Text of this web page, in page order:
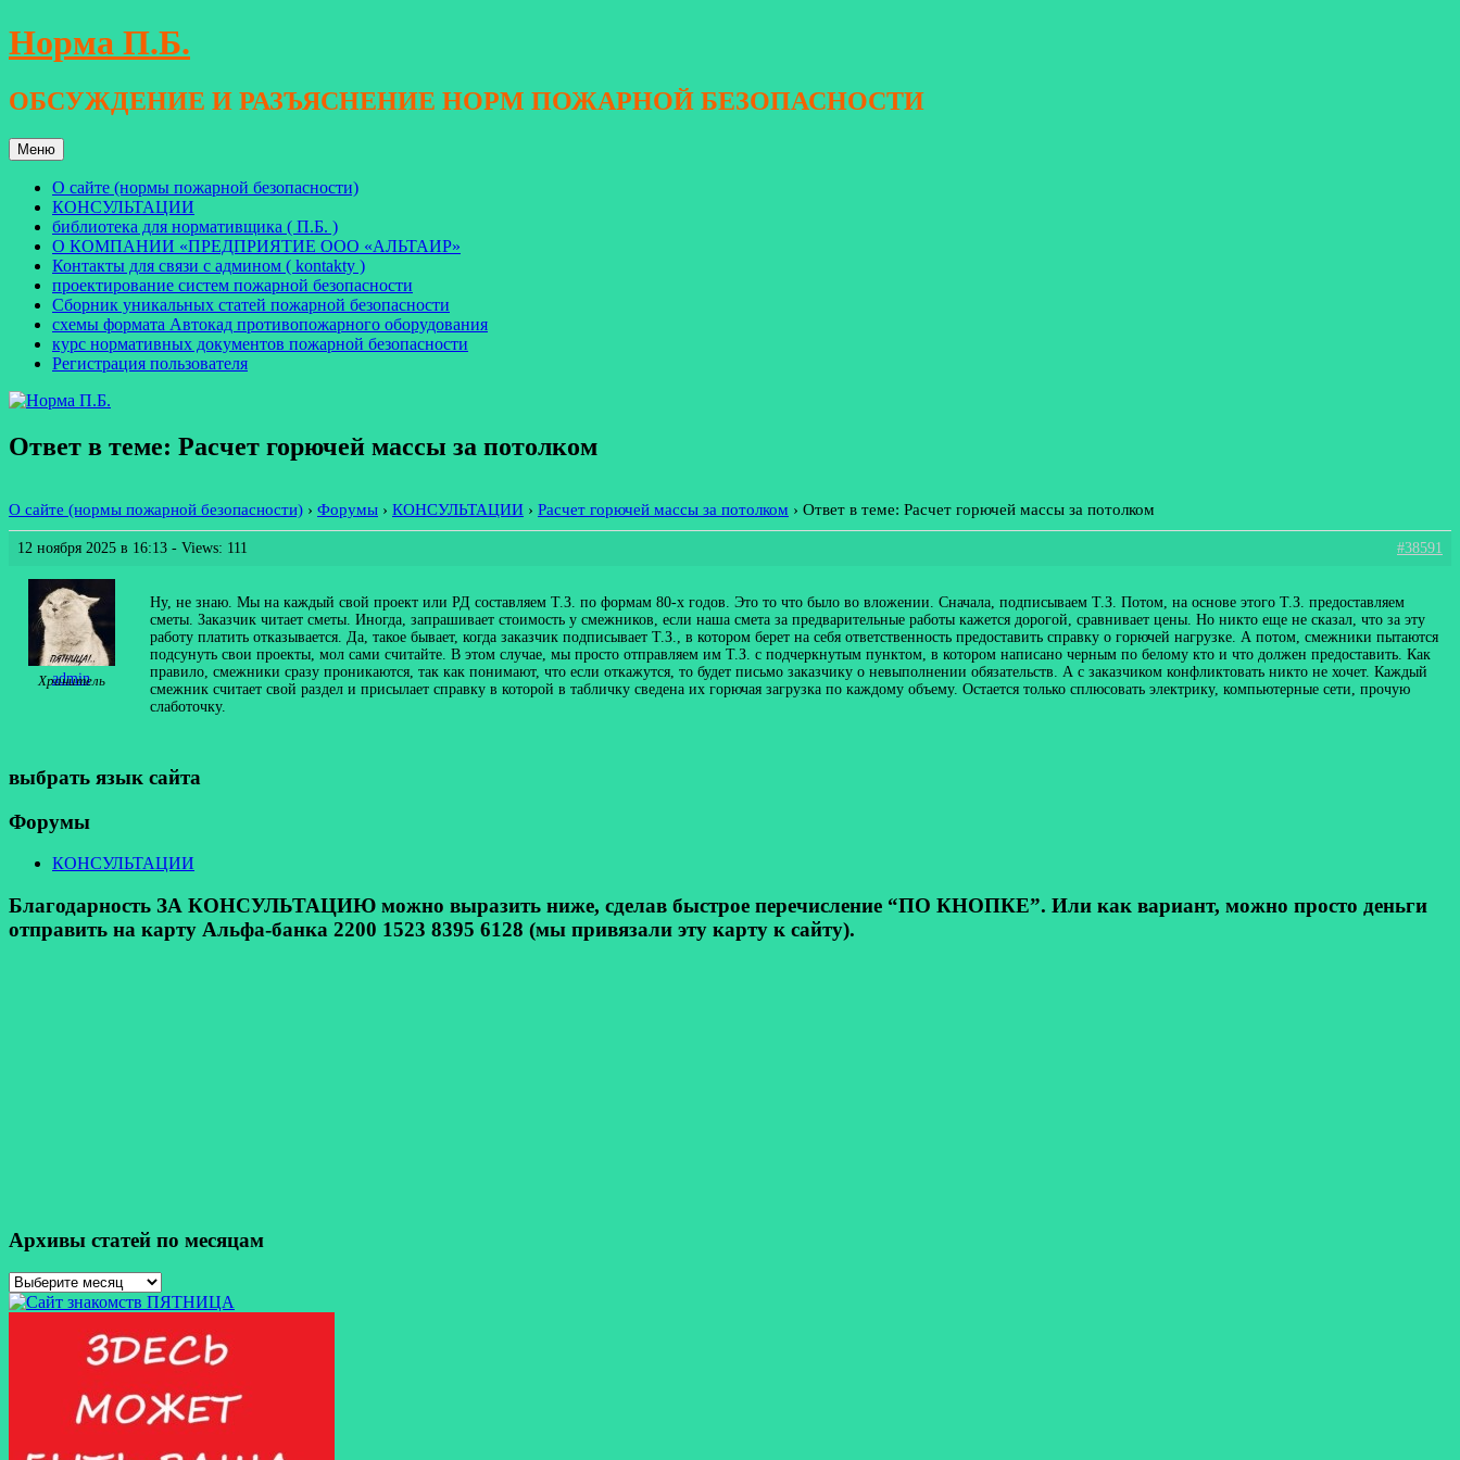
Перейти
к
Норма П.Б.
ОБСУЖДЕНИЕ И РАЗЪЯСНЕНИЕ НОРМ ПОЖАРНОЙ БЕЗОПАСНОСТИ
Меню
О сайте (нормы пожарной безопасности)
КОНСУЛЬТАЦИИ
библиотека для нормативщика ( П.Б. )
О КОМПАНИИ «ПРЕДПРИЯТИЕ ООО «АЛЬТАИР»
Контакты для связи с админом ( kontakty )
проектирование систем пожарной безопасности
Сборник уникальных статей пожарной безопасности
схемы формата Автокад противопожарного оборудования
курс нормативных документов пожарной безопасности
Регистрация пользователя
Ответ в теме: Расчет горючей массы за потолком
О сайте (нормы пожарной безопасности) › Форумы › КОНСУЛЬТАЦИИ › Расчет горючей массы за потолком › Ответ в теме: Расчет горючей массы за потолком
12 ноября 2025 в 16:13 - Views: 111 #38591
admin
Хранитель
Ну, не знаю. Мы на каждый свой проект или РД составляем Т.З. по формам 80-х годов. Это то что было во вложении. Сначала, подписываем Т.З. Потом, на основе этого Т.З. предоставляем
сметы. Заказчик читает сметы. Иногда, запрашивает стоимость у смежников, если наша смета за предварительные работы кажется дорогой, сравнивает цены. Но никто еще не сказал, что за эту
работу платить отказывается. Да, такое бывает, когда заказчик подписывает Т.З., в котором берет на себя ответственность предоставить справку о горючей нагрузке. А потом, смежники пытаются
подсунуть свои проекты, мол сами считайте. В этом случае, мы просто отправляем им Т.З. с подчеркнутым пунктом, в котором написано черным по белому кто и что должен предоставить. Как
правило, смежники сразу проникаются, так как понимают, что если откажутся, то будет письмо заказчику о невыполнении обязательств. А с заказчиком конфликтовать никто не хочет. Каждый
смежник считает свой раздел и присылает справку в которой в табличку сведена их горючая загрузка по каждому объему. Остается только сплюсовать электрику, компьютерные сети, прочую
слаботочку.
выбрать язык сайта
Форумы
КОНСУЛЬТАЦИИ
Благодарность ЗА КОНСУЛЬТАЦИЮ можно выразить ниже, сделав быстрое перечисление “ПО КНОПКЕ”. Или как вариант, можно просто деньги
отправить на карту Альфа-банка 2200 1523 8395 6128 (мы привязали эту карту к сайту).
Архивы статей по месяцам
Архивы
статей